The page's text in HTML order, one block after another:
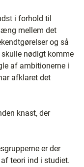
i forhold til
mellem det
og så
skulle nødigt komme
af ambitionerne i
afklaret det
knast, der
er der
teori ind i studiet.